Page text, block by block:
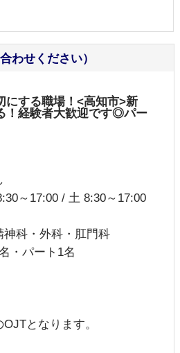
わせください）
にする職場！<高知市>新
！経験者大歓迎です◎パー
～17:00 / 土 8:30～17:00
神科・外科・肛門科
・パート1名
となります。